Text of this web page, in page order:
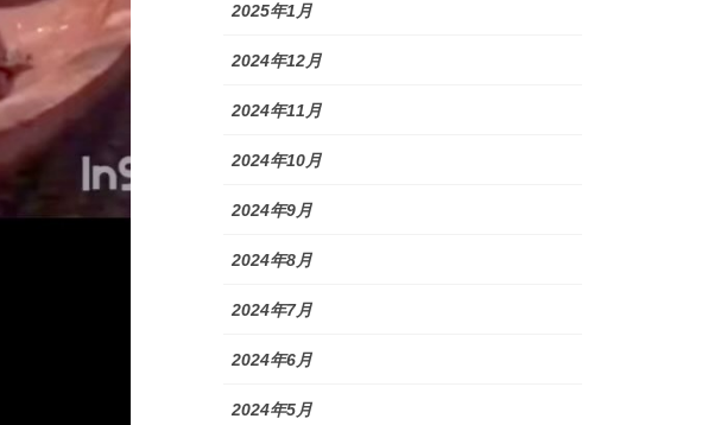
2025年1月
2024年12月
2024年11月
2024年10月
2024年9月
2024年8月
2024年7月
2024年6月
2024年5月